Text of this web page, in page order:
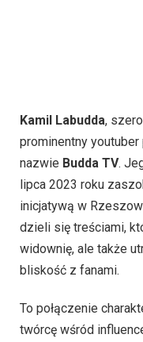
Kamil Labudda,
prominentny
nazwie Budda TV.
lipca 2023 roku
inicjatywą w
dzieli się treściami,
widownię, ale także
bliskość z fanami.
To połączenie
twórcę wśród